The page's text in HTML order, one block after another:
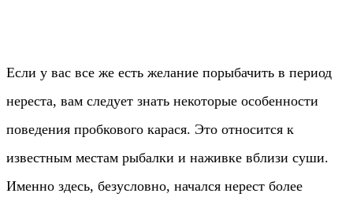
Если у вас все же есть желание порыбачить в период
нереста, вам следует знать некоторые особенности
поведения пробкового карася. Это относится к
известным местам рыбалки и наживке вблизи суши.
Именно здесь, безусловно, начался нерест более